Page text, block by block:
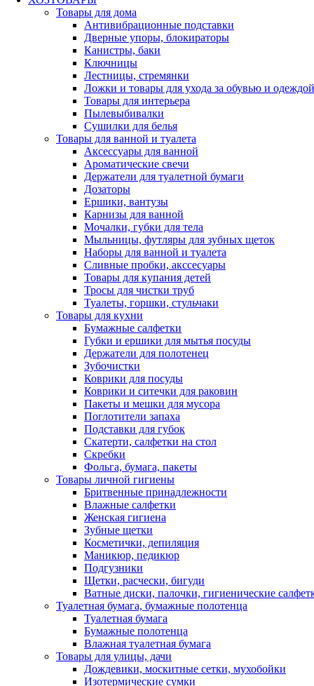
Товары для дома
Антивибрационные подставки
Дверные упоры, блокираторы
Канистры, баки
Ключницы
Лестницы, стремянки
Ложки и товары для ухода за обувью и одеждой
Товары для интерьера
Пылевыбивалки
Сушилки для белья
Товары для ванной и туалета
Аксессуары для ванной
Ароматические свечи
Держатели для туалетной бумаги
Дозаторы
Ершики, вантузы
Карнизы для ванной
Мочалки, губки для тела
Мыльницы, футляры для зубных щеток
Наборы для ванной и туалета
Сливные пробки, акссесуары
Товары для купания детей
Тросы для чистки труб
Туалеты, горшки, стульчаки
Товары для кухни
Бумажные салфетки
Губки и ершики для мытья посуды
Держатели для полотенец
Зубочистки
Коврики для посуды
Коврики и ситечки для раковин
Пакеты и мешки для мусора
Поглотители запаха
Подставки для губок
Скатерти, салфетки на стол
Скребки
Фольга, бумага, пакеты
Товары личной гигиены
Бритвенные принадлежности
Влажные салфетки
Женская гигиена
Зубные щетки
Косметички, депиляция
Маникюр, педикюр
Подгузники
Щетки, расчески, бигуди
Ватные диски, палочки, гигиенические
Туалетная бумага, бумажные полотенца
Туалетная бумага
Бумажные полотенца
Влажная туалетная бумага
Товары для улицы, дачи
Дождевики, москитные сетки, мухобойки
Изотермические сумки